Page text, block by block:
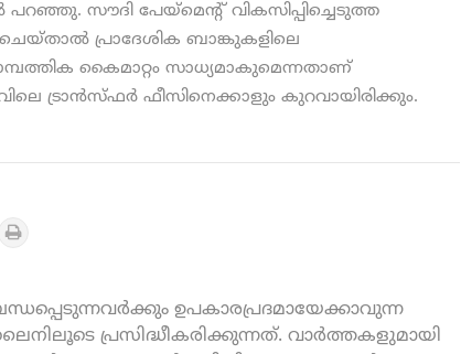
സൗദി പേയ്മെന്റ് വികസിപ്പിച്ചെടുത്ത
ചെയ്താല്‍ പ്രാദേശിക ബാങ്കുകളിലെ
കൈമാറ്റം സാധ്യമാകുമെന്നതാണ്
ട്രാന്‍സ്ഫര്‍ ഫീസിനെക്കാളും കുറവായിരിക്കും.
ഉപകാരപ്രദമായേക്കാവുന്ന
പ്രസിദ്ധീകരിക്കുന്നത്. വാർത്തകളുമായി